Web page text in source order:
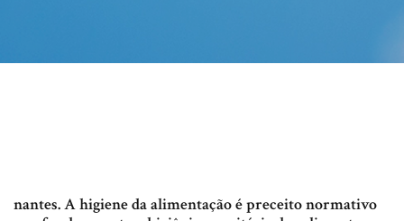
nantes. A higiene da alimentação é preceito normativo